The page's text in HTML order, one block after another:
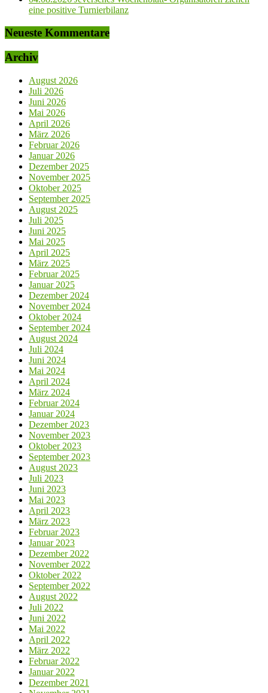
eine positive Turnierbilanz
Neueste Kommentare
Archiv
August 2026
Juli 2026
Juni 2026
Mai 2026
April 2026
März 2026
Februar 2026
Januar 2026
Dezember 2025
November 2025
Oktober 2025
September 2025
August 2025
Juli 2025
Juni 2025
Mai 2025
April 2025
März 2025
Februar 2025
Januar 2025
Dezember 2024
November 2024
Oktober 2024
September 2024
August 2024
Juli 2024
Juni 2024
Mai 2024
April 2024
März 2024
Februar 2024
Januar 2024
Dezember 2023
November 2023
Oktober 2023
September 2023
August 2023
Juli 2023
Juni 2023
Mai 2023
April 2023
März 2023
Februar 2023
Januar 2023
Dezember 2022
November 2022
Oktober 2022
September 2022
August 2022
Juli 2022
Juni 2022
Mai 2022
April 2022
März 2022
Februar 2022
Januar 2022
Dezember 2021